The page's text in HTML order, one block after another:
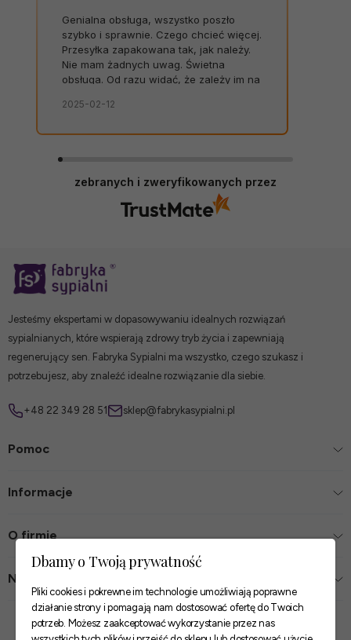
Genialna obsługa, wszystko poszło
szybko i sprawnie. Czego chcieć więcej.
Przesyłka zapakowana tak, jak należy.
Nie mam żadnych uwag. Świetna
obsługa. Od razu widać, że zależy im na
czas, bez zbędnych nerwów. Sklep bez
2025-02-12
zebranych i zweryfikowanych przez
Jesteśmy ekspertami w dopasowywaniu idealnych rozwiązań
sypialnianych, które wspierają zdrowy tryb życia i zapewniają
regenerujący sen. Fabryka Sypialni ma wszystko, czego szukasz i
potrzebujesz, aby znaleźć idealne rozwiązanie dla siebie.
+48 22 349 28 51 sklep@fabrykasypialni.pl
Pomoc
Informacje
O firmie
Nasze sklepy
Zaufane płatności
Dbamy o Twoją prywatność
Pliki cookies i pokrewne im technologie umożliwiają poprawne
działanie strony i pomagają nam dostosować ofertę do Twoich
potrzeb. Możesz zaakceptować wykorzystanie przez nas